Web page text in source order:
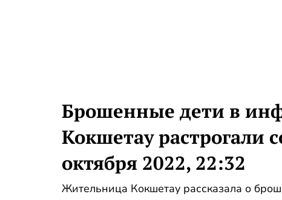
Брошенные дети в
Кокшетау растрогали
октября 2022, 22:32
Жительница Кокшетау рассказала о